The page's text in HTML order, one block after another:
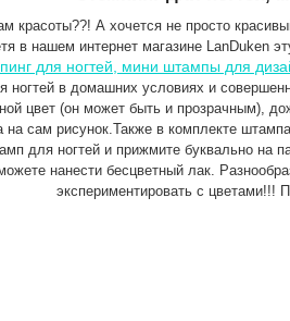
красоты??! А хочется не просто
в нашем интернет магазине
для ногтей, мини штампы для
в домашних условиях и
цвет (он может быть и прозрачным),
на сам рисунок.Также в комплекте
для ногтей и прижмите буквально на
нанести бесцветный лак.
экспериментировать с цветами!!!